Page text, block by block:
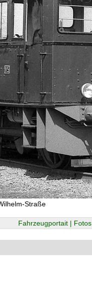
Straße
Fahrzeugportait | Fotos